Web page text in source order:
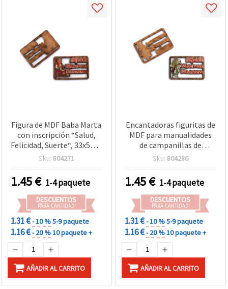
Figura de MDF Baba Marta
con inscripción “Salud,
Felicidad, Suerte“, 33x50x3
mm - Pack de 5 para
Sku: 804271
1.45€ 1-4 paquete
DESCUENTOS
PARA CANTIDAD
1.31 €- 10 %5-9 paquete
1.16 €- 20 %10 paquete +
AÑADIR AL CARRITO
Encantadoras figuritas de
MDF para manualidades
de campanillas de
invierno con inscripción
33x50x3 mm - Pack de 5
Sku: 804286
1.45€ 1-4 paquete
DESCUENTOS
PARA CANTIDAD
1.31 €- 10 %5-9 paquete
1.16 €- 20 %10 paquete +
AÑADIR AL CARRITO